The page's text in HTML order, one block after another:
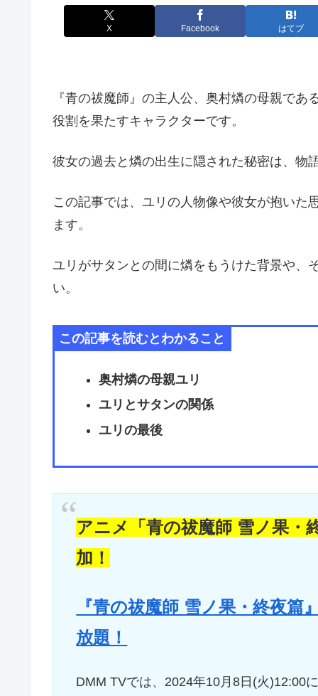
X Facebook はてブ
『青の祓魔師』の主人公、奥村燐の母親で
役割を果たすキャラクターです。
彼女の過去と燐の出生に隠された秘密は、物
この記事では、ユリの人物像や彼女が抱いた
ます。
ユリがサタンとの間に燐をもうけた背景や、
い。
この記事を読むとわかること
奥村燐の母親ユリ
ユリとサタンの関係
ユリの最後
アニメ「青の祓魔師 雪ノ果・
加！
『青の祓魔師 雪ノ果・終夜
放題！
DMM TVでは、2024年10月8日(火)12:00